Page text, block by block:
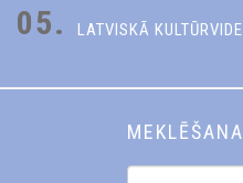
05. LATVISKĀ KULTŪRVIDE
MEKLĒŠANA